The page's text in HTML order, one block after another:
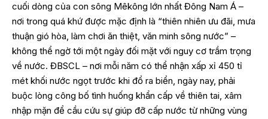
cuối dòng của con sông Mêkông lớn nhất Đông Nam Á –
nơi trong quá khứ được mặc định là “thiên nhiên ưu đãi, mưa
thuận gió hòa, làm chơi ăn thiệt, văn minh sông nước” –
không thể ngờ tới một ngày đối mặt với nguy cơ trầm trọng
về nước. ĐBSCL – nơi mỗi năm có thể nhận xấp xỉ 450 tỉ
mét khối nước ngọt trước khi đổ ra biển, ngày nay, phải
buộc lòng công bố tình huống khẩn cấp về thiên tai, xâm
nhập mặn để cầu cứu sự giúp đỡ cấp nước từ những vùng